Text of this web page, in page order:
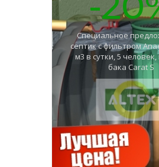
Специальное
септик с фильтром
м3 в сутки, 5
бака Carat S